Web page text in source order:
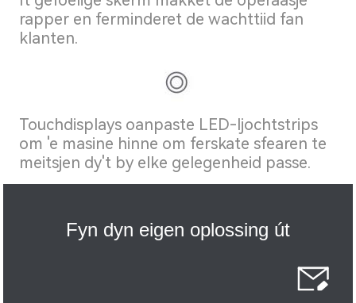
rapper en ferminderet de wachttiid fan
klanten.
Touchdisplays oanpaste LED-ljochtstrips
om 'e masine hinne om ferskate sfearen te
meitsjen dy't by elke gelegenheid passe.
Fyn dyn eigen oplossing út